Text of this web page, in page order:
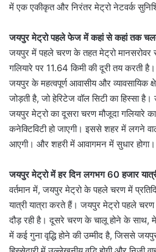
में एक एकीकृत और निरंतर मेट्रो नेटवर्क
जयपुर मेट्रो पहले फेज में कहां से कहां तक
जयपुर में पहले चरण के तहत मेट्रो मानसरोवर
गलियारे पर 11.64 किमी की दूरी तय करती
जयपुर के महत्वपूर्ण आवासीय और व्यावसायिक
जोड़ती है, जो हेरिटेज वॉल सिटी का हिस्सा है।
जयपुर मेट्रो का दूसरा चरण मौजूदा गलियारे
कनेक्टिविटी हो जाएगी। इससे शहर में लगने
आएगी। और शहरी में आवागमन में सुधार होगा।
जयपुर मेट्रो में हर दिन लगभग 60 हजार
वर्तमान में, जयपुर मेट्रो के पहले चरण में
यात्री यात्रा करते हैं। जयपुर मेट्रो पहले
दौड़ रही है। दूसरे चरण के चालू होने के साथ,
में कई गुना वृद्धि होने की उम्मीद है, जिससे